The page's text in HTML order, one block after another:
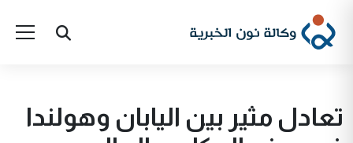
تعادل مثير بين اليابان وهولندا